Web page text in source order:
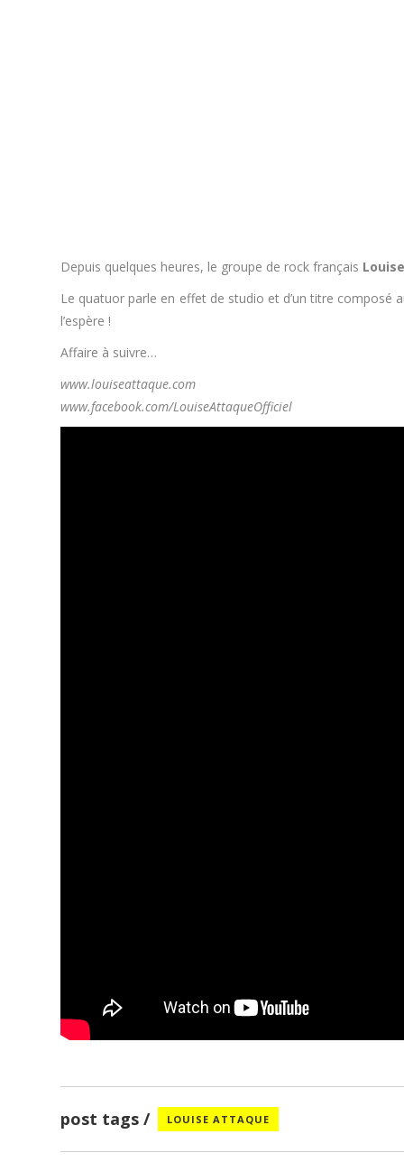
Depuis quelques heures, le groupe de rock français
Le quatuor parle en effet de studio et d’un titre composé
l’espère !
Affaire à suivre…
www.louiseattaque.com
www.facebook.com/LouiseAttaqueOfficiel
post tags LOUISE ATTAQUE